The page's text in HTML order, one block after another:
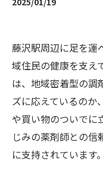
藤沢駅周辺に足を運
域住民の健康を支え
は、地域密着型の調
ズに応えているのか
や買い物のついでに
じみの薬剤師との信
に支持されています。